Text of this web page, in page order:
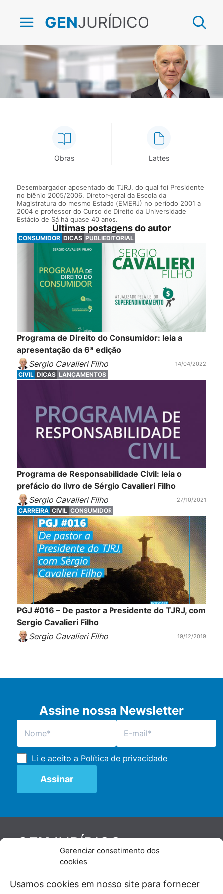
Gerenciar consetimento dos
cookies
Usamos cookies em nosso site para fornecer
GENJURÍDICO
Obras Lattes
Desembargador aposentado do TJRJ, do qual foi Presidente
no biênio 2005/2006. Diretor-geral da Escola da
Magistratura do mesmo Estado (EMERJ) no período 2001 a
2004 e professor do Curso de Direito da Universidade
Estácio de Sá há quase 40 anos.
Últimas postagens do autor
CONSUMIDOR DICAS PUBLIEDITORIAL
Programa de Direito do Consumidor: leia a
apresentação da 6ª edição
Sergio Cavalieri Filho
14/04/2022
CIVIL DICAS LANÇAMENTOS
Programa de Responsabilidade Civil: leia o
prefácio do livro de Sérgio Cavalieri Filho
Sergio Cavalieri Filho
27/10/2021
CARREIRA CIVIL CONSUMIDOR
PGJ #016 – De pastor a Presidente do TJRJ, com
Sergio Cavalieri Filho
Sergio Cavalieri Filho
19/12/2019
Assine nossa Newsletter
Li e aceito a Política de privacidade
GENJURÍDICO
De maneira independente, os autores e
juristas e doutrinadores nacionais, se posicionam